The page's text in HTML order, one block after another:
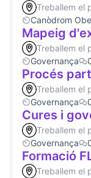
Treballem el
Canòdrom
Mapeig
Treballem el
Governança
Procés
Treballem el
Governança
Cures i
Treballem el
Governança
Formació
Treballem el